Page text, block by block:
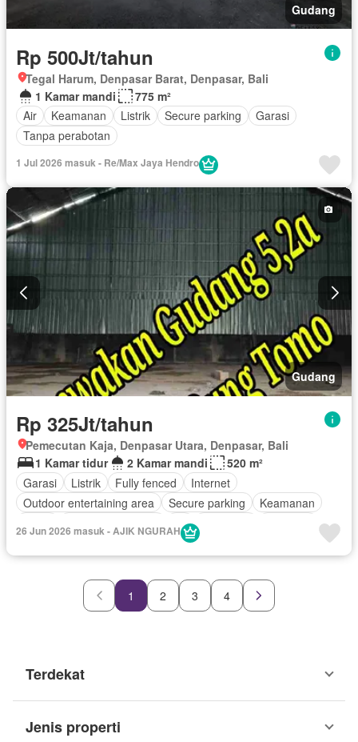
Gudang
Rp 500Jt/tahun
Tegal Harum, Denpasar Barat, Denpasar, Bali
1 Kamar mandi
775 m²
Air
Keamanan Listrik Secure parking
Garasi
Tanpa perabotan
1 Jul 2026 masuk - Re/Max Jaya Hendro
Gudang
Rp 325Jt/tahun
Pemecutan Kaja, Denpasar Utara, Denpasar, Bali
1 Kamar tidur
2 Kamar mandi
520 m²
Garasi
Listrik Fully fenced
Internet
Outdoor entertaining area
Secure parking
Keamanan
Air
26 Jun 2026 masuk - AJIK NGURAH
1 2 3 4
Terdekat
Jenis properti